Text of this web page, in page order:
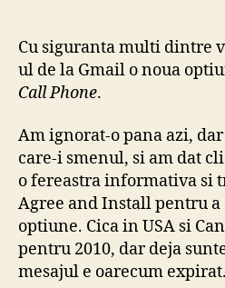
Cu siguranta multi dintre
ul de la Gmail o noua
Call Phone.
Am ignorat-o pana azi,
care-i smenul, si am dat
o fereastra informativa si
Agree and Install pentru a
optiune. Cica in USA si
pentru 2010, dar deja
mesajul e oarecum expirat.